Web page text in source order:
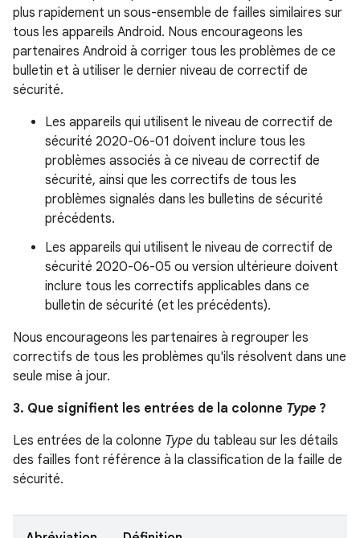
plus rapidement un sous-ensemble de failles similaires sur
tous les appareils Android. Nous encourageons les
partenaires Android à corriger tous les problèmes de ce
bulletin et à utiliser le dernier niveau de correctif de
sécurité.
Les appareils qui utilisent le niveau de correctif de
sécurité 2020-06-01 doivent inclure tous les
problèmes associés à ce niveau de correctif de
sécurité, ainsi que les correctifs de tous les
problèmes signalés dans les bulletins de sécurité
précédents.
Les appareils qui utilisent le niveau de correctif de
sécurité 2020-06-05 ou version ultérieure doivent
inclure tous les correctifs applicables dans ce
bulletin de sécurité (et les précédents).
Nous encourageons les partenaires à regrouper les
correctifs de tous les problèmes qu'ils résolvent dans une
seule mise à jour.
3. Que signifient les entrées de la colonne Type ?
Les entrées de la colonne Type du tableau sur les détails
des failles font référence à la classification de la faille de
sécurité.